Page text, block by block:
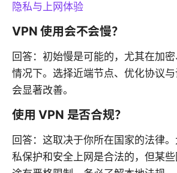
隐私与上网体验
VPN 使用会不会慢？
回答：初始慢是可能的，尤其在加
情况下。选择近端节点、优化协议
会显著改善。
使用 VPN 是否合规？
回答：这取决于你所在国家的法律
私保护和安全上网是合法的，但某